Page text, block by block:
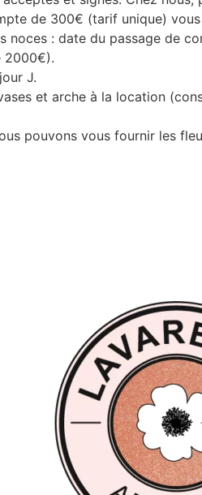
de 300€ (tarif unique)
noces : date du passage de
2000€).
J.
et arche à la location
pouvons vous fournir les